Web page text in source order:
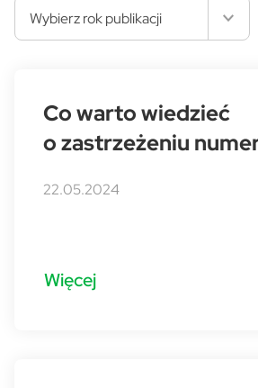
Wybierz rok publikacji
Co warto wiedzieć
o zastrzeżeniu
22.05.2024
Więcej